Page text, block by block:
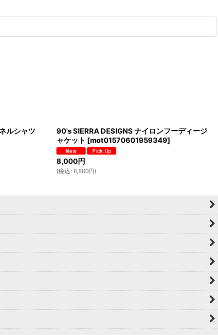
ルシャツ
90's SIERRA DESIGNS ナイロンフーディージ
ャケット [mot01570601959349]
8,000円
(税込 : 8,800円)